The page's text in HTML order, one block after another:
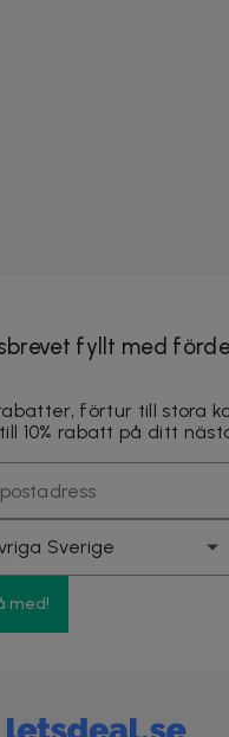
fyllt med
förtur till stora
10% rabatt på ditt
med!